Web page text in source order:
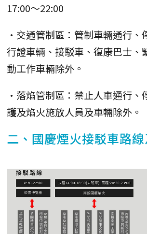
17:00～22:00
•交通管制區：管制車輛通行、
行證車輛、接駁車、復康巴士、
動工作車輛除外。
•落焰管制區：禁止人車通行、
護及焰火施放人員及車輛除外。
二、國慶煙火接駁車路